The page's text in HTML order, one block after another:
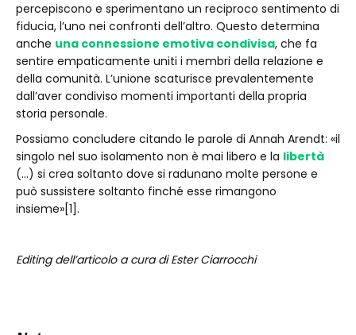
percepiscono e sperimentano un reciproco sentimento di
fiducia, l’uno nei confronti dell’altro. Questo determina
anche una connessione emotiva condivisa, che fa
sentire empaticamente uniti i membri della relazione e
della comunità. L’unione scaturisce prevalentemente
dall’aver condiviso momenti importanti della propria
storia personale.
Possiamo concludere citando le parole di Annah Arendt: «il
singolo nel suo isolamento non è mai libero e la libertà
(…) si crea soltanto dove si radunano molte persone e
può sussistere soltanto finché esse rimangono
insieme»[1].
Editing dell’articolo a cura di Ester Ciarrocchi